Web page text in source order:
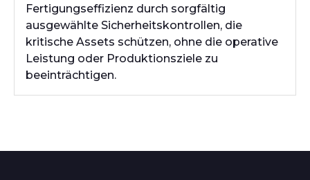
Fertigungseffizienz durch sorgfältig
ausgewählte Sicherheitskontrollen, die
kritische Assets schützen, ohne die operative
Leistung oder Produktionsziele zu
beeinträchtigen.